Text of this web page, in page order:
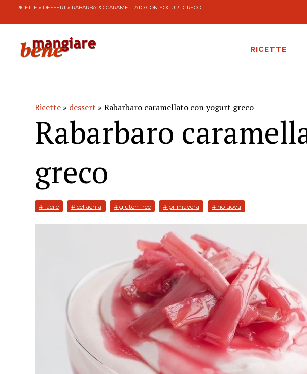
RICETTE » DESSERT» RABARBARO CARAMELLATO CON YOGURT GRECO
RICETTE
Ricette » dessert » Rabarbaro caramellato con yogurt greco
Rabarbaro
greco
# facile # celiachia # gluten free # primavera # no uova